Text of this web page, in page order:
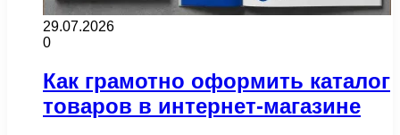
29.07.2026
0
Как грамотно оформить каталог
товаров в интернет-магазине